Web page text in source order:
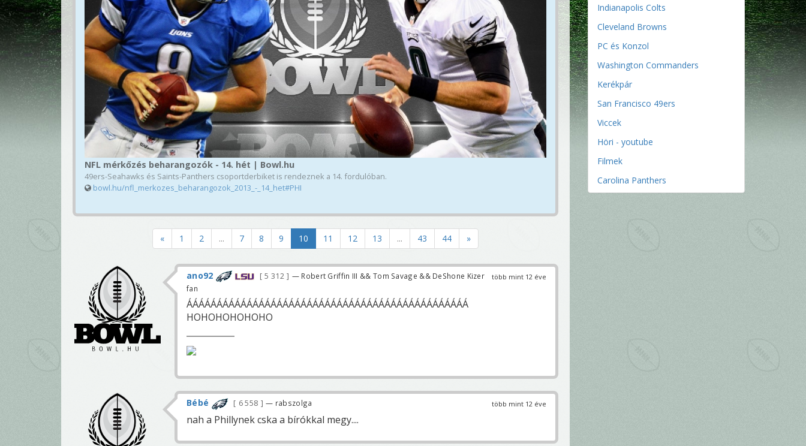
NFL mérkőzés beharangozók - 14. hét | Bowl.hu
49ers-Seahawks és Saints-Panthers csoportderbiket is rendeznek a 14. fordulóban.
bowl.hu/nfl_merkozes_beharangozok_2013_-_14_het#PHI
« 1 2 ... 7 8 9 10 11 12 13 ... 43 44 »
több mint 12 éve
ano92 5 312
— Robert Griffin III && Tom Savage && DeShone Kizer
fan
ÁÁÁÁÁÁÁÁÁÁÁÁÁÁÁÁÁÁÁÁÁÁÁÁÁÁÁÁÁÁÁÁÁÁÁÁÁÁÁÁÁÁÁÁÁÁÁ
HOHOHOHOHOHO
több mint 12 éve
Bébé 6 558 — rabszolga
nah a Phillynek cska a bírókkal megy....
Indianapolis Colts
Cleveland Browns
PC és Konzol
Washington Commanders
Kerékpár
San Francisco 49ers
Viccek
Höri - youtube
Filmek
Carolina Panthers